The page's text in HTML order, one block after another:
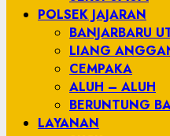
POLSEK JAJARAN
BANJARBARU
LIANG
CEMPAKA
ALUH – ALUH
BERUNTUNG
LAYANAN